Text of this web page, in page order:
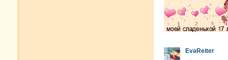
е
EvaReiter